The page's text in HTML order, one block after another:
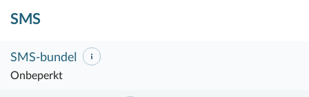
SMS
SMS-bundel
Onbeperkt